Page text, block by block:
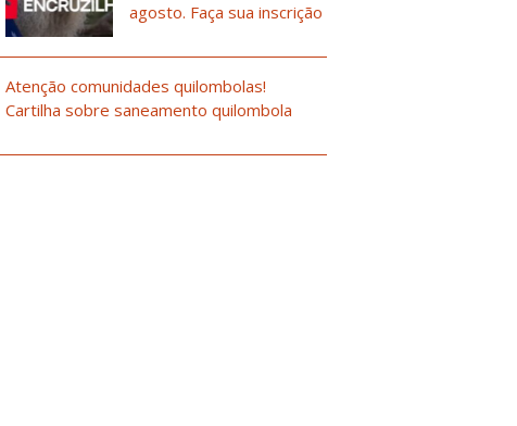
agosto. Faça sua inscrição
Atenção comunidades quilombolas!
Cartilha sobre saneamento quilombola